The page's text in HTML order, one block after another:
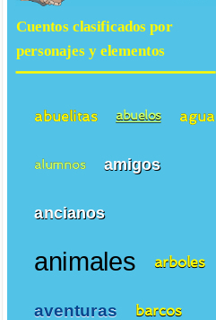
Cuentos clasificados por
personajes y elementos
abuelitas abuelos agua
alumnos amigos
ancianos
animales arboles
aventuras barcos